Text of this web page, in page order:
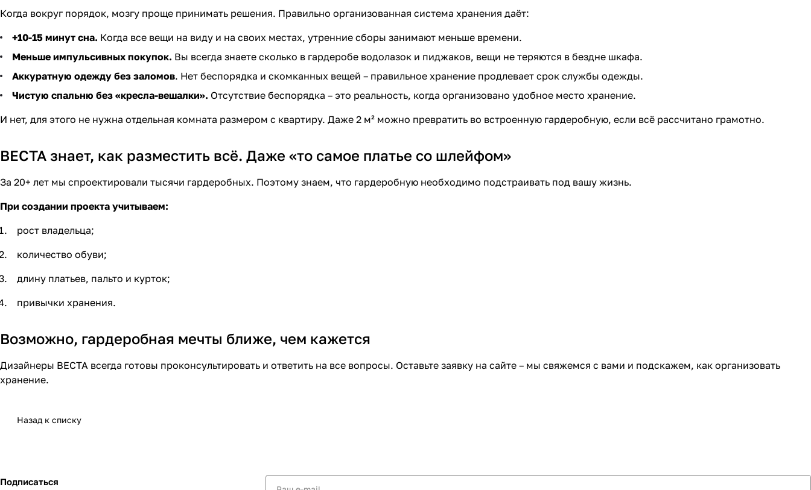
Когда вокруг порядок, мозгу проще принимать решения. Правильно организованная система хранения даёт:
+10-15 минут сна. Когда все вещи на виду и на своих местах, утренние сборы занимают меньше времени.
Меньше импульсивных покупок. Вы всегда знаете сколько в гардеробе водолазок и пиджаков, вещи не теряются в бездне шкафа.
Аккуратную одежду без заломов. Нет беспорядка и скомканных вещей – правильное хранение продлевает срок службы одежды.
Чистую спальню без «кресла-вешалки». Отсутствие беспорядка – это реальность, когда организовано удобное место хранение.
И нет, для этого не нужна отдельная комната размером с квартиру. Даже 2 м² можно превратить во встроенную гардеробную, если всё рассчитано грамотно.
ВЕСТА знает, как разместить всё. Даже «то самое платье со шлейфом»
За 20+ лет мы спроектировали тысячи гардеробных. Поэтому знаем, что гардеробную необходимо подстраивать под вашу жизнь.
При создании проекта учитываем:
рост владельца;
количество обуви;
длину платьев, пальто и курток;
привычки хранения.
Возможно, гардеробная мечты ближе, чем кажется
Дизайнеры ВЕСТА всегда готовы проконсультировать и ответить на все вопросы. Оставьте заявку на сайте – мы свяжемся с вами и подскажем, как организовать
хранение.
Назад к списку
Подписаться